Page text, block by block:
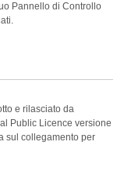
Pannello di Controllo
e rilasciato da
Public Licence versione
sul collegamento per